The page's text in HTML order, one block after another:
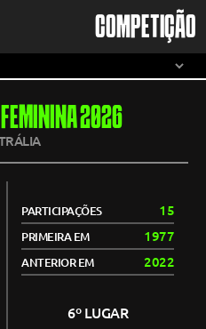
COMPETIÇÃO
2026
PARTICIPAÇÕES 15
PRIMEIRA EM 1977
ANTERIOR EM 2022
6º LUGAR